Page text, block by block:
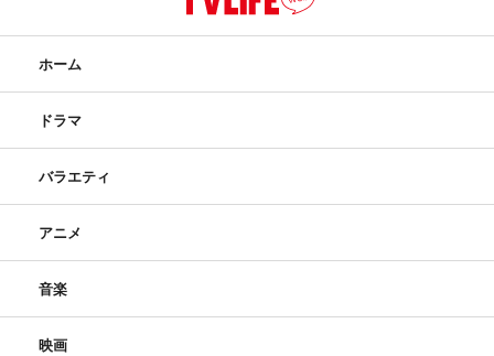
ホーム
ドラマ
バラエティ
アニメ
音楽
映画